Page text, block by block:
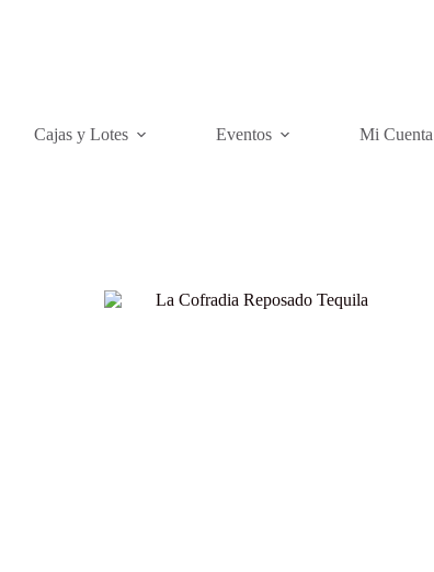
Cajas y Lotes Eventos Mi Cuenta